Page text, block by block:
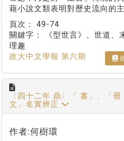
藉小說文類表明對歷史流向的
頁次： 49-74
關鍵字：
《型世言》、世道、
理趣
政大中文學報 第六期
〈四十二年 鼎〉「 書」、「
文」名實辨正
作者:何樹環